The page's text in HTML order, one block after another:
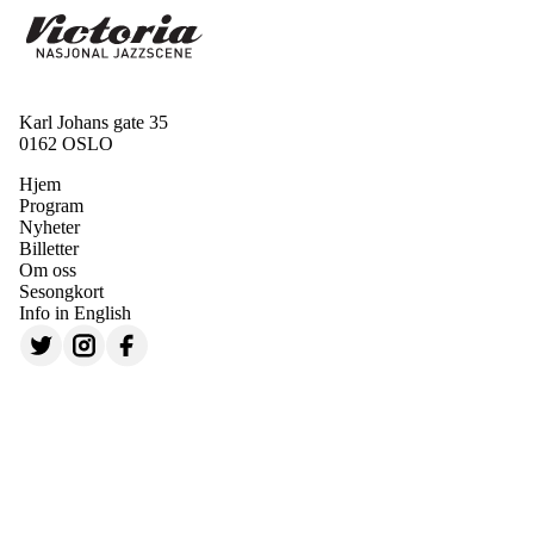
Karl Johans gate 35
0162 OSLO
Hjem
Program
Nyheter
Billetter
Om oss
Sesongkort
Info in English